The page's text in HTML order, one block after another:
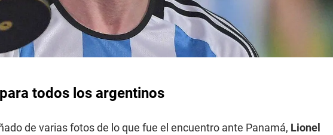
todos los argentinos
de varias fotos de lo que fue el encuentro ante Panamá, Lionel